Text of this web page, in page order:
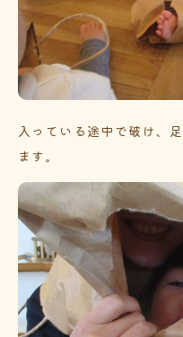
入っている途中で破け、
ます。